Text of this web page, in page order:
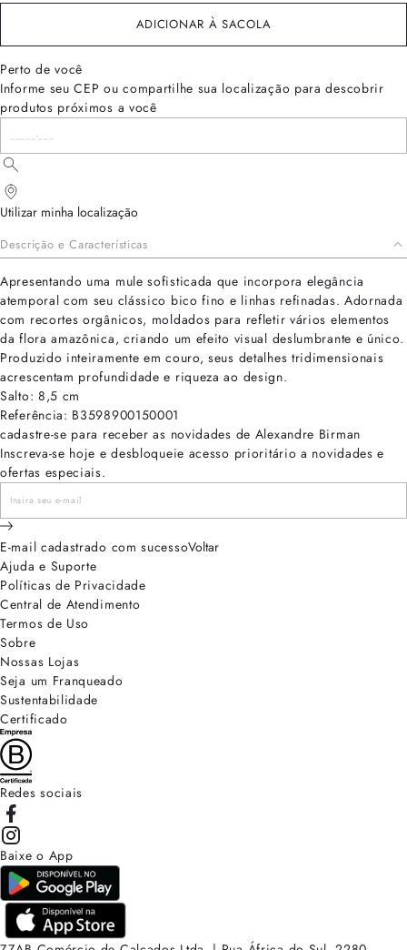
ADICIONAR À SACOLA
Perto de você
Informe seu CEP ou compartilhe sua localização para descobrir
produtos próximos a você
Utilizar minha localização
Descrição e Características
Apresentando uma mule sofisticada que incorpora elegância
atemporal com seu clássico bico fino e linhas refinadas. Adornada
com recortes orgânicos, moldados para refletir vários elementos
da flora amazônica, criando um efeito visual deslumbrante e único.
Produzido inteiramente em couro, seus detalhes tridimensionais
acrescentam profundidade e riqueza ao design.
Salto: 8,5 cm
Referência: B3598900150001
cadastre-se para receber as novidades de Alexandre Birman
Inscreva-se hoje e desbloqueie acesso prioritário a novidades e
ofertas especiais.
E-mail cadastrado com sucessoVoltar
Ajuda e Suporte
Políticas de Privacidade
Central de Atendimento
Termos de Uso
Sobre
Nossas Lojas
Seja um Franqueado
Sustentabilidade
Certificado
Redes sociais
Baixe o App